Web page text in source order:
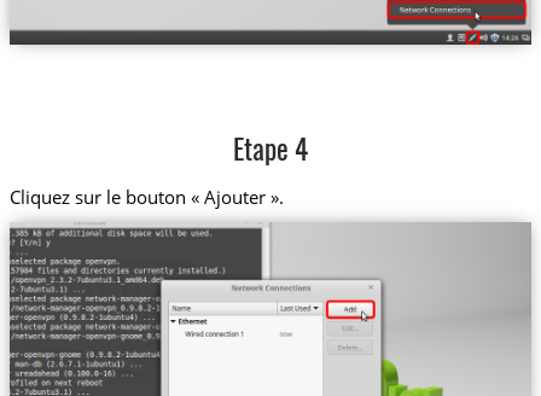
Etape 4
Cliquez sur le bouton « Ajouter ».